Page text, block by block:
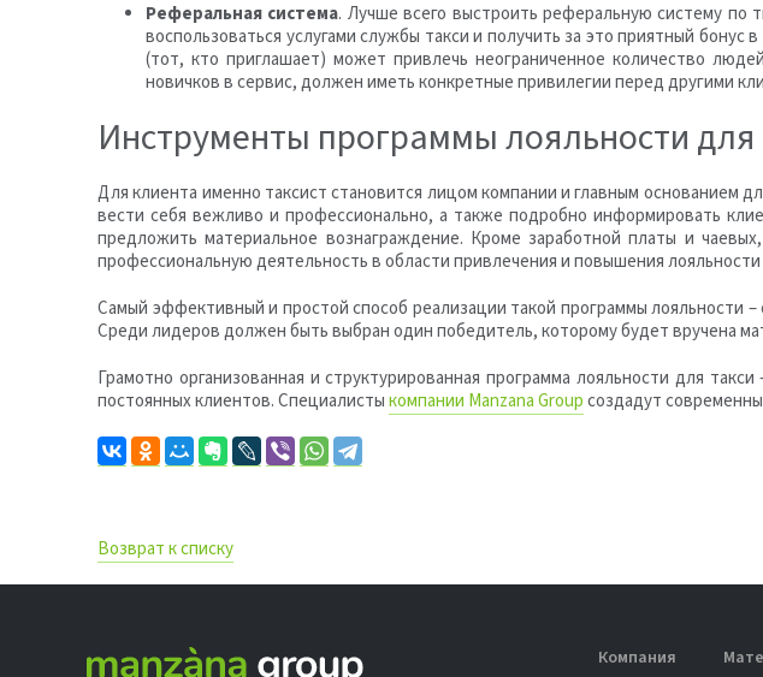
Реферальная система. Лучше всего выстроить реферальную систему по
воспользоваться услугами службы такси и получить за это приятный
(тот, кто приглашает) может привлечь неограниченное количество
новичков в сервис, должен иметь конкретные привилегии перед другими
Инструменты программы лояльности для
Для клиента именно таксист становится лицом компании и главным основанием
вести себя вежливо и профессионально, а также подробно информировать
предложить материальное вознаграждение. Кроме заработной платы и
профессиональную деятельность в области привлечения и повышения
Самый эффективный и простой способ реализации такой программы лояльности
Среди лидеров должен быть выбран один победитель, которому будет вручена
Грамотно организованная и структурированная программа лояльности для
постоянных клиентов. Специалистыкомпании Manzana Groupсоздадут
Возврат к списку
Компания